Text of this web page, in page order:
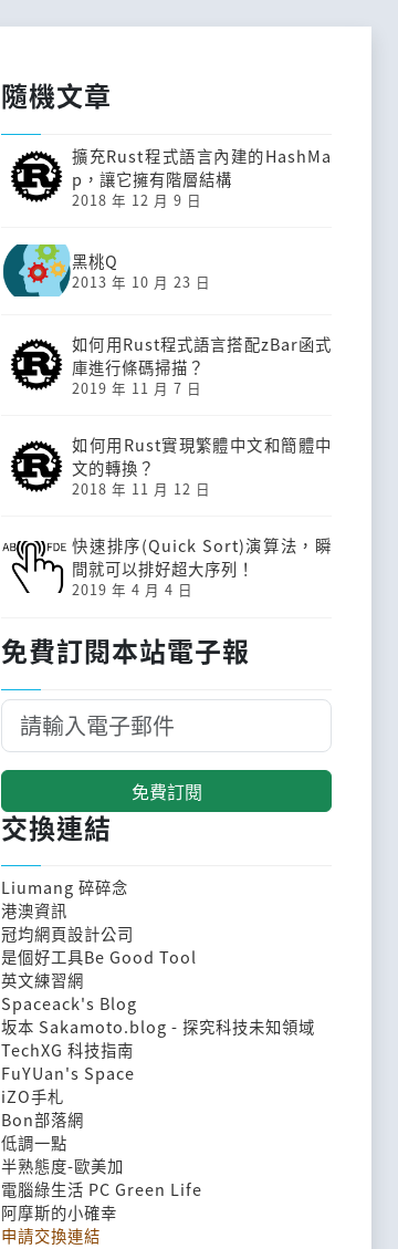
隨機文章
擴充Rust程式語言內建的HashMa
p，讓它擁有階層結構
2018 年 12 月 9 日
黑桃Q
2013 年 10 月 23 日
如何用Rust程式語言搭配zBar函式
庫進行條碼掃描？
2019 年 11 月 7 日
如何用Rust實現繁體中文和簡體中
文的轉換？
2018 年 11 月 12 日
快速排序(Quick Sort)演算法，瞬
間就可以排好超大序列！
2019 年 4 月 4 日
免費訂閱本站電子報
免費訂閱
交換連結
Liumang 碎碎念
港澳資訊
冠均網頁設計公司
是個好工具Be Good Tool
英文練習網
Spaceack's Blog
坂本 Sakamoto.blog - 探究科技未知領域
TechXG 科技指南
FuYUan's Space
iZO手札
Bon部落網
低調一點
半熟態度-歐美加
電腦綠生活 PC Green Life
阿摩斯的小確幸
申請交換連結